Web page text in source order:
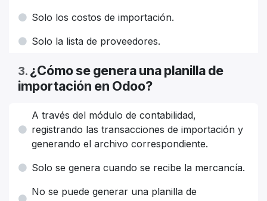
Solo los costos de importación.
Solo la lista de proveedores.
3. ¿Cómo se genera una planilla de
importación en Odoo?
A través del módulo de contabilidad,
registrando las transacciones de importación y
generando el archivo correspondiente.
Solo se genera cuando se recibe la mercancía.
No se puede generar una planilla de